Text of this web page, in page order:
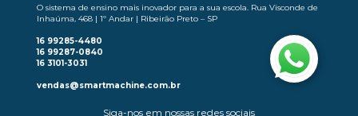
O sistema de ensino mais inovador para a sua escola. Rua Visconde de
Inhaúma, 468 | 1º Andar | Ribeirão Preto – SP
16 99285-4480
16 99287-0840
16 3101-3031
vendas@smartmachine.com.br
Siga-nos em nossas redes sociais